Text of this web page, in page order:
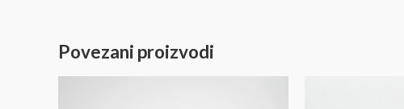
Povezani proizvodi